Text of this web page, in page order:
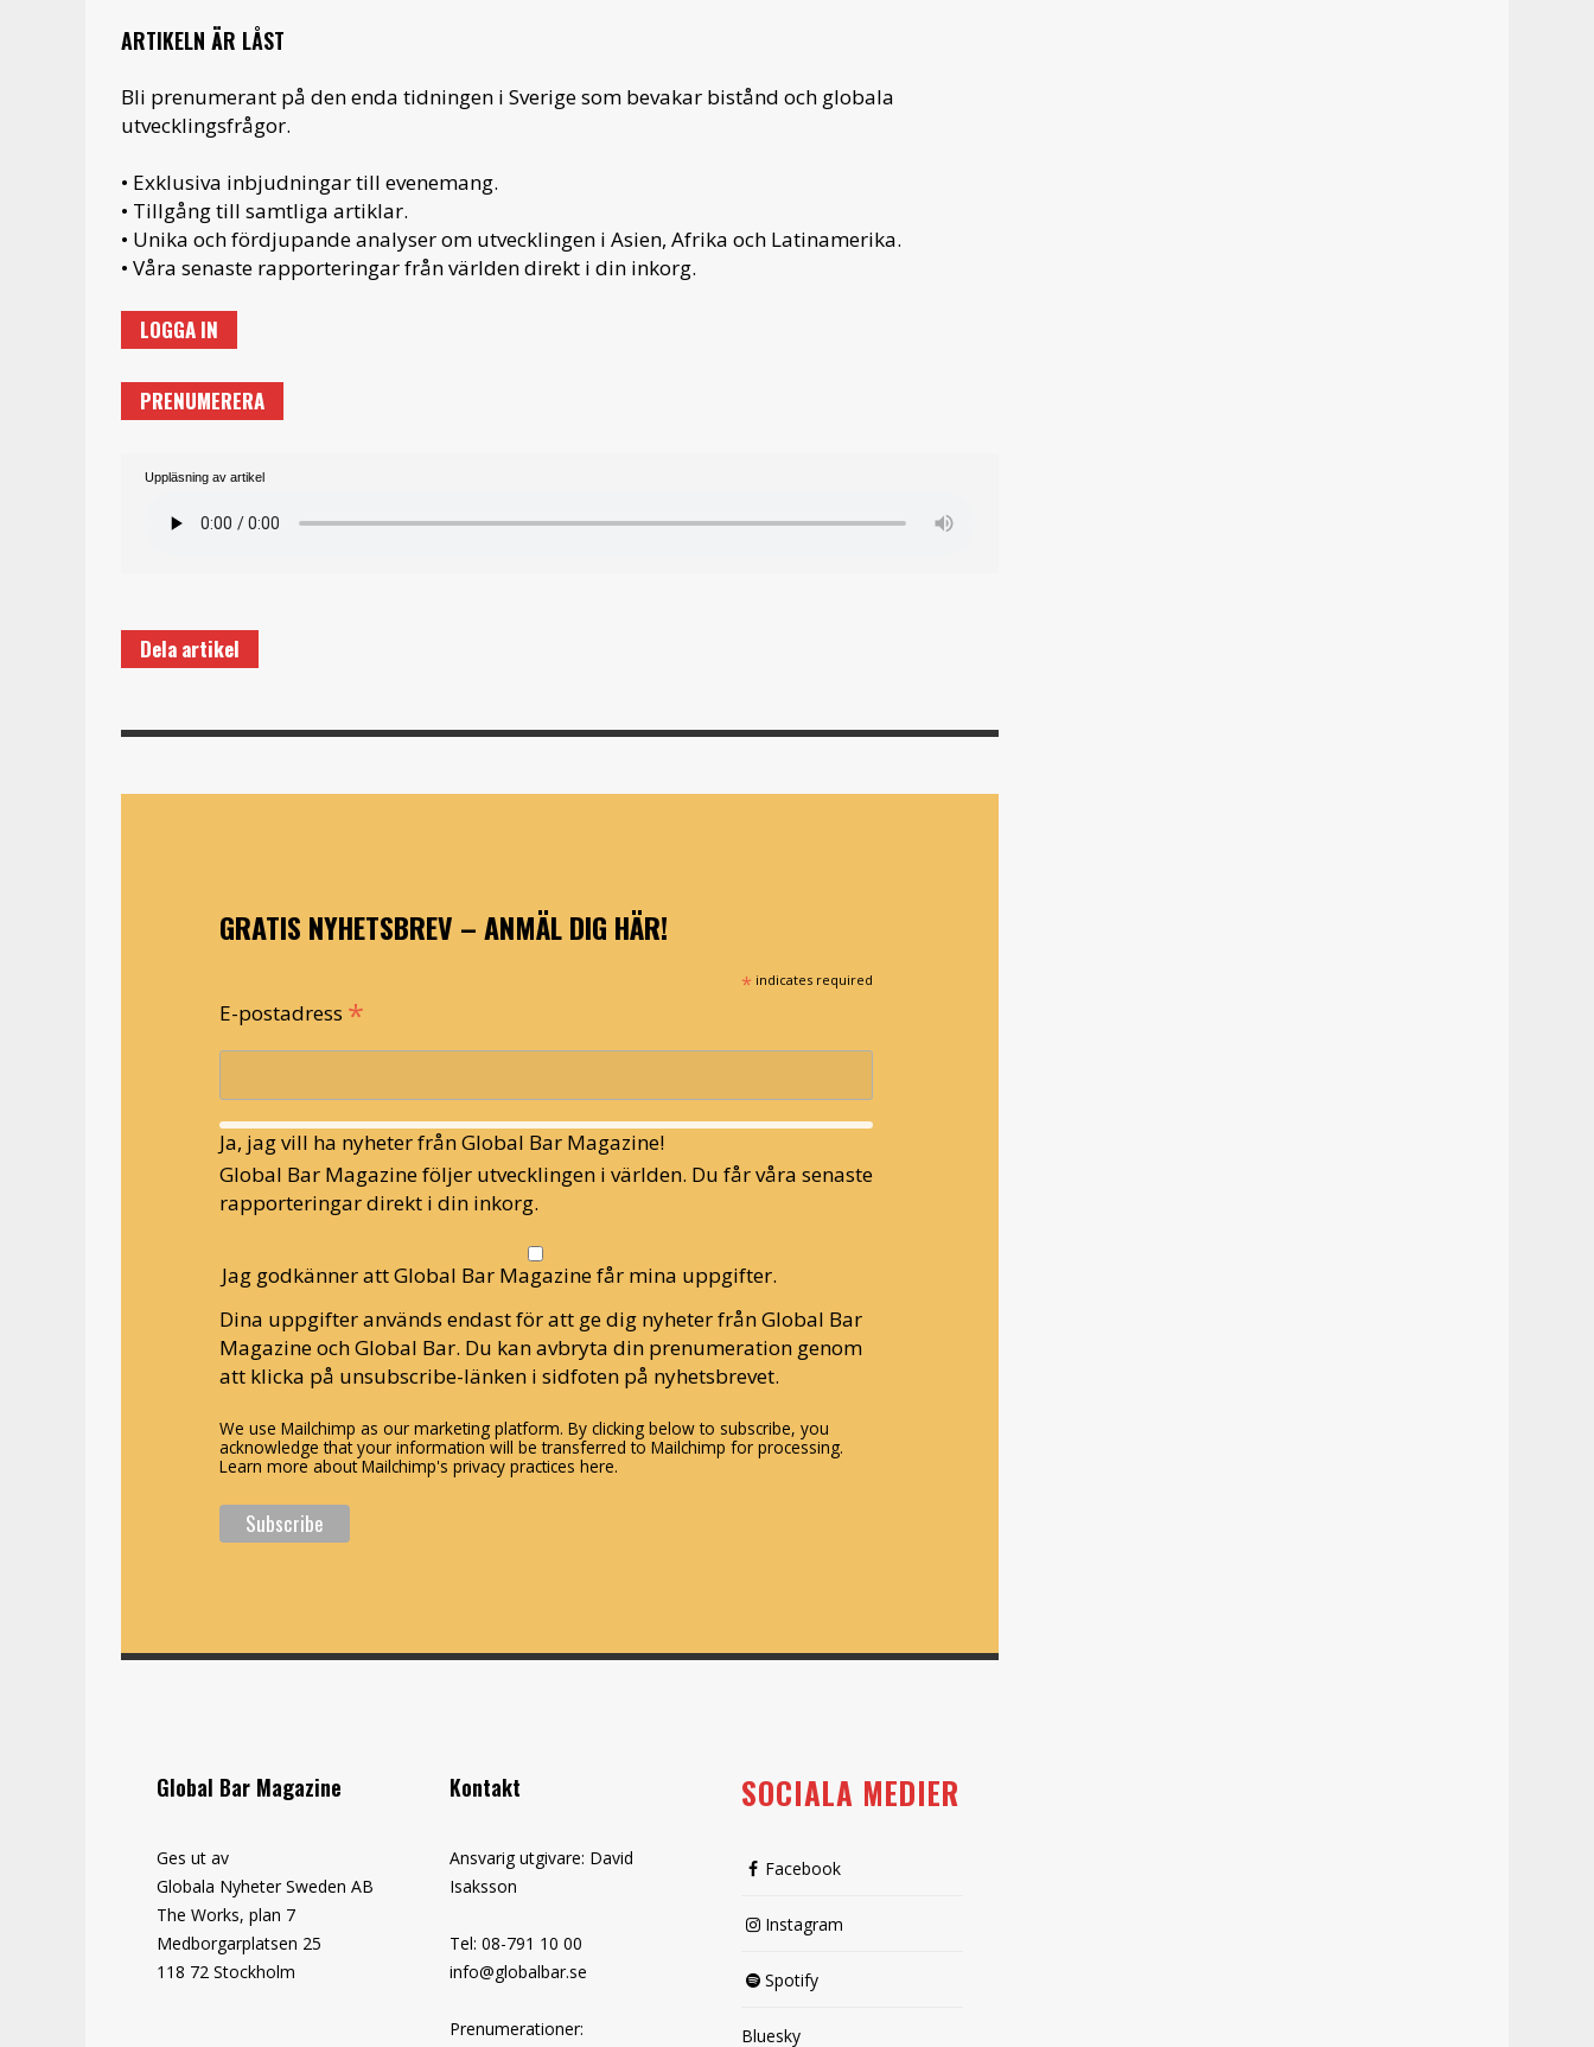
ARTIKELN ÄR LÅST
Bli prenumerant på den enda tidningen i Sverige som bevakar bistånd och globala
utvecklingsfrågor.
• Exklusiva inbjudningar till evenemang.
• Tillgång till samtliga artiklar.
• Unika och fördjupande analyser om utvecklingen i Asien, Afrika och Latinamerika.
• Våra senaste rapporteringar från världen direkt i din inkorg.
LOGGA IN
PRENUMERERA
Uppläsning av artikel
Dela artikel
GRATIS NYHETSBREV – ANMÄL DIG HÄR!
* indicates required
E-postadress *
Ja, jag vill ha nyheter från Global Bar Magazine!
Global Bar Magazine följer utvecklingen i världen. Du får våra senaste
rapporteringar direkt i din inkorg.
Jag godkänner att Global Bar Magazine får mina uppgifter.
Dina uppgifter används endast för att ge dig nyheter från Global Bar
Magazine och Global Bar. Du kan avbryta din prenumeration genom
att klicka på unsubscribe-länken i sidfoten på nyhetsbrevet.
We use Mailchimp as our marketing platform. By clicking below to subscribe, you
acknowledge that your information will be transferred to Mailchimp for processing.
Learn more about Mailchimp's privacy practices here.
Global Bar Magazine
Ges ut av
Globala Nyheter Sweden AB
The Works, plan 7
Medborgarplatsen 25
118 72 Stockholm
Kontakt
Ansvarig utgivare: David
Isaksson
Tel: 08-791 10 00
info@globalbar.se
Prenumerationer:
SOCIALA MEDIER
Facebook
Instagram
Spotify
Bluesky